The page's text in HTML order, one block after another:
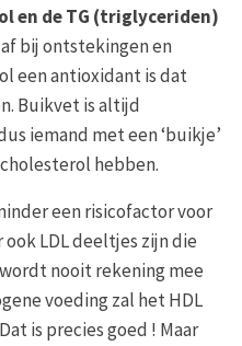
en de TG (triglyceriden)
bij ontstekingen en
een antioxidant is dat
Buikvet is altijd
iemand met een ‘buikje’
hebben.
een risicofactor voor
LDL deeltjes zijn die
wordt nooit rekening mee
voeding zal het HDL
is precies goed ! Maar